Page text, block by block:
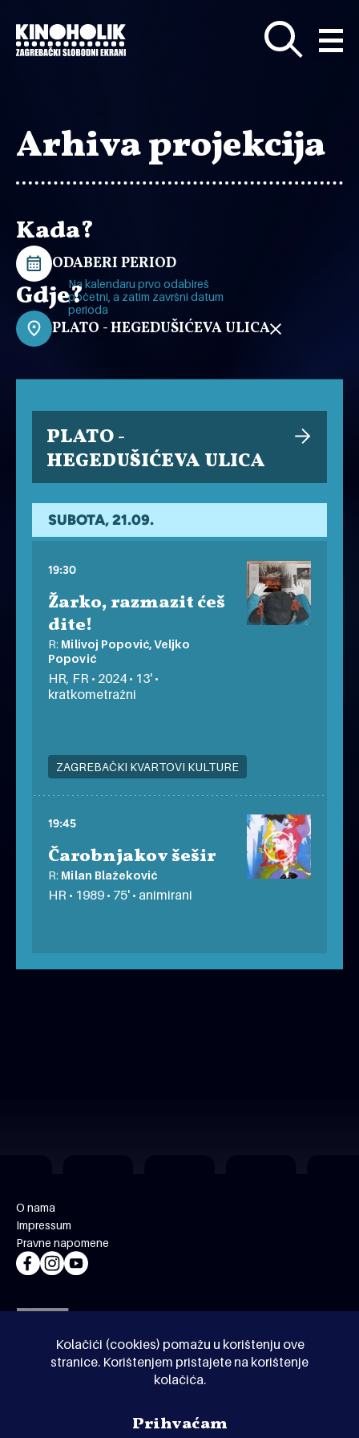
glavni
sadržaj
Kolačići (cookies) pomažu u korištenju ove
stranice. Korištenjem pristajete na korištenje
kolačića.
Prihvaćam
Arhiva projekcija
Kada?
ODABERI PERIOD
Na kalendaru prvo odabireš
početni, a zatim završni datum
perioda
Gdje?
PLATO - HEGEDUŠIĆEVA ULICA
PLATO -
HEGEDUŠIĆEVA ULICA
SUBOTA, 21.09.
19:30
Žarko, razmazit ćeš
dite!
R: Milivoj Popović, Veljko
Popović
HR, FR • 2024 • 13' •
kratkometražni
ZAGREBAČKI KVARTOVI KULTURE
19:45
Čarobnjakov šešir
R: Milan Blažeković
HR • 1989 • 75' • animirani
ZAGREBAČKI KVARTOVI KULTURE
O nama
Impressum
Pravne napomene
© Kinoholik 2026. Kinoholik nije organizator programa.
Organizatori zadržavaju pravo izmjene programa.